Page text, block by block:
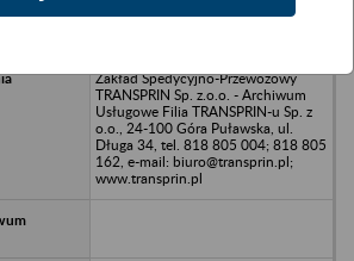
HEB-BUD SP. z o.o. w likwidacji -
Zakład Spedycyjno-Przewozowy
TRANSPRIN Sp. z.o.o. - Archiwum
Usługowe Filia TRANSPRIN-u Sp. z
o.o., 24-100 Góra Puławska, ul.
Długa 34, tel. 818 805 004; 818 805
162, e-mail: biuro@transprin.pl;
www.transprin.pl